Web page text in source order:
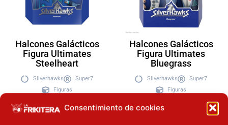
Consentimiento de cookies
Halcones Galácticos
Figura Ultimates
Steelheart
Silverhawks
Super7
Figuras
69.90€
Halcones Galácticos
Figura Ultimates
Bluegrass
Silverhawks
Super7
Figuras
69.90